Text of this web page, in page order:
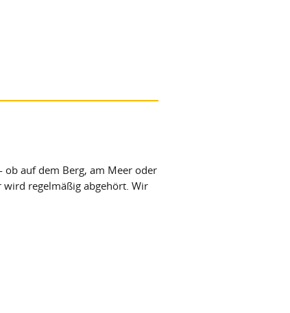
ob auf dem Berg, am Meer oder
wird regelmäßig abgehört. Wir